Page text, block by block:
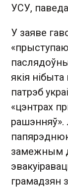
УСУ,
У заяве
якія
патрэб
«цэнтрах
рашэнняў».
замежным
грамадзян